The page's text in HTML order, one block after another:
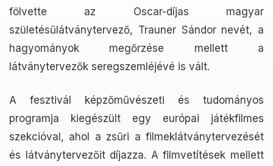
fölvette az Oscar-díjas magyar
születésűlátványtervező, Trauner Sándor nevét, a
hagyományok megőrzése mellett a
látványtervezők seregszemléjévé is vált.
A fesztivál képzőművészeti és tudományos
programja kiegészült egy európai játékfilmes
szekcióval, ahol a zsűri a filmeklátványtervezését
és látványtervezőit díjazza. A filmvetítések mellett